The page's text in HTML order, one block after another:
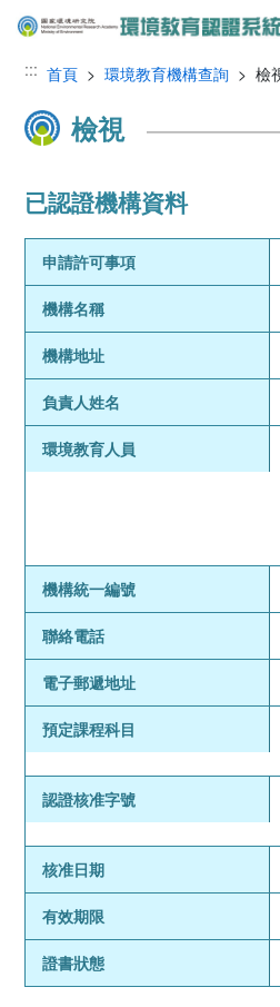
跳到主要內容區塊
::: 首頁 >環境教育機構查詢 > 檢
檢視
已認證機構資料
申請許可事項
機構名稱
機構地址
負責人姓名
環境教育人員
機構統一編號
聯絡電話
電子郵遞地址
預定課程科目
認證核准字號
核准日期
有效期限
證書狀態